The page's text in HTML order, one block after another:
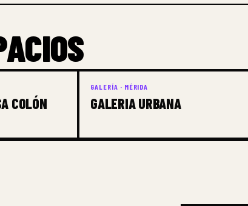
COLÓN
GALERÍA · MÉRIDA
GALERIA URBANA